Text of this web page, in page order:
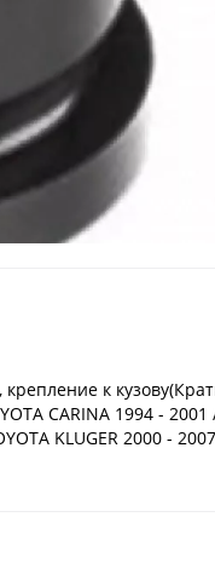
к
CARINA 1994 - 2001
KLUGER 2000 -